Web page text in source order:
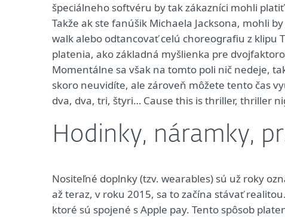
špeciálneho softvéru by tak zákazníci mohli
Takže ak ste fanúšik Michaela Jacksona, mohli
walk alebo odtancovať celú choreografiu z klipu
platenia, ako základná myšlienka pre
Momentálne sa však na tomto poli nič nedeje,
skoro neuvidíte, ale zároveň môžete tento čas
dva, dva, tri, štyri… Cause this is thriller, thriller
Hodinky, náramky,
Nositeľné doplnky (tzv. wearables) sú už roky
až teraz, v roku 2015, sa to začína stávať
ktoré sú spojené s Apple pay. Tento spôsob